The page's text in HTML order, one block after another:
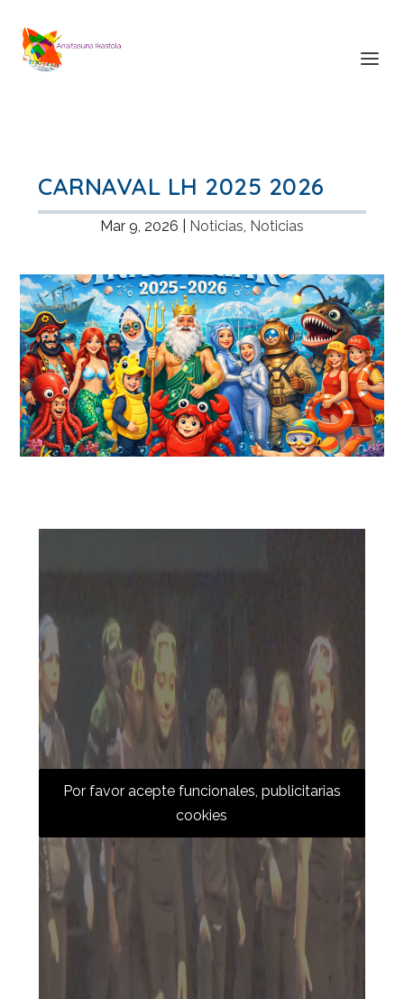
CARNAVAL LH 2025 2026
Mar 9, 2026 Noticias, Noticias
Por favor acepte funcionales, publicitarias
cookies